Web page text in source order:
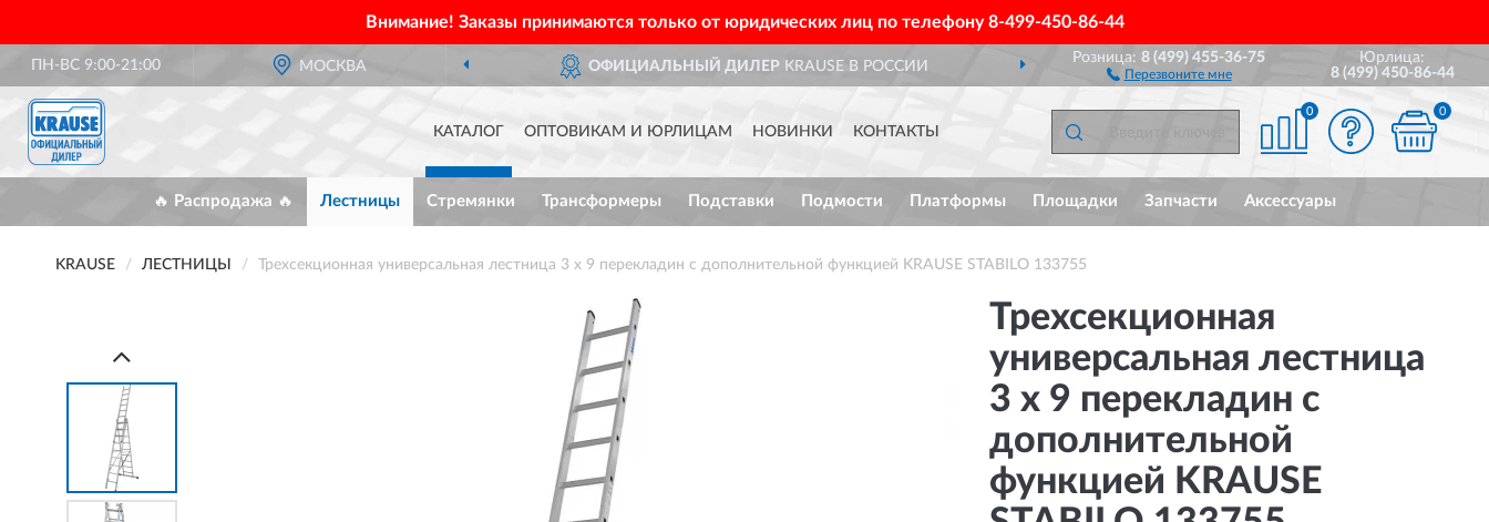
Внимание! Заказы принимаются только от юридических лиц по телефону8-499-450-86-44
ПН-ВС 9:00-21:00 МОСКВА ОФИЦИАЛЬНЫЙ ДИЛЕР KRAUSE В РОССИИ ДОСТАВИМ ПО ВСЕЙ РОССИИ
Розница:8 (499) 455-36-75
Перезвоните мне
Юрлица:
8 (499) 450-86-44
КАТАЛОГ ОПТОВИКАМ И ЮРЛИЦАМ НОВИНКИ КОНТАКТЫ
0 0
🔥 Распродажа 🔥 Лестницы Стремянки Трансформеры Подставки Подмости Платформы Площадки Запчасти Аксессуары
KRAUSE ЛЕСТНИЦЫ Трехсекционная универсальная лестница 3 х 9 перекладин с дополнительной функцией KRAUSE STABILO 133755
Трехсекционная
универсальная лестница
3 х 9 перекладин с
дополнительной
функцией KRAUSE